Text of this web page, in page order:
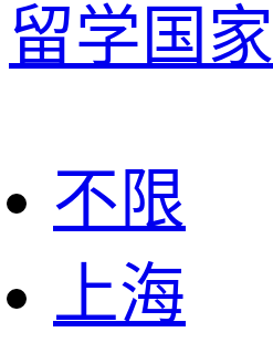
留学国家
不限
上海